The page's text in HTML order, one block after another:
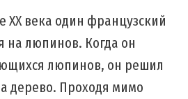
века один французский
на люпинов. Когда он
люпинов, он решил
дерево. Проходя мимо